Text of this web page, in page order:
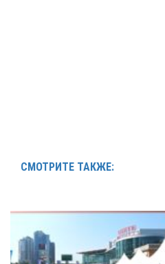
СМОТРИТЕ ТАКЖЕ: